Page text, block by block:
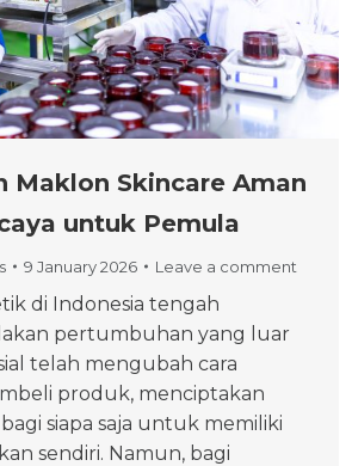
Maklon Skincare Aman
untuk Pemula
9 January 2026 Leave a comment
di Indonesia tengah
pertumbuhan yang luar
telah mengubah cara
produk, menciptakan
siapa saja untuk memiliki
sendiri. Namun, bagi